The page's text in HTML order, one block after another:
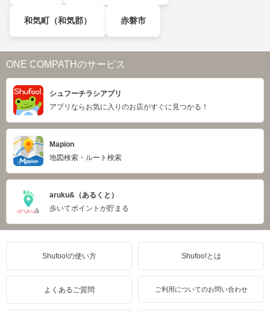
和気町（和気郡） 赤磐市
ONE COMPATHのサービス
シュフーチラシアプリ
アプリならお気に入りのお店がすぐに見つかる！
Mapion
地図検索・ルート検索
aruku&（あるくと）
歩いてポイントが貯まる
Shufoo!の使い方 Shufoo!とは
よくあるご質問 ご利用についてのお問い合わせ